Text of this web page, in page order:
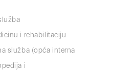
i rehabilitaciju
služba (opća interna
i